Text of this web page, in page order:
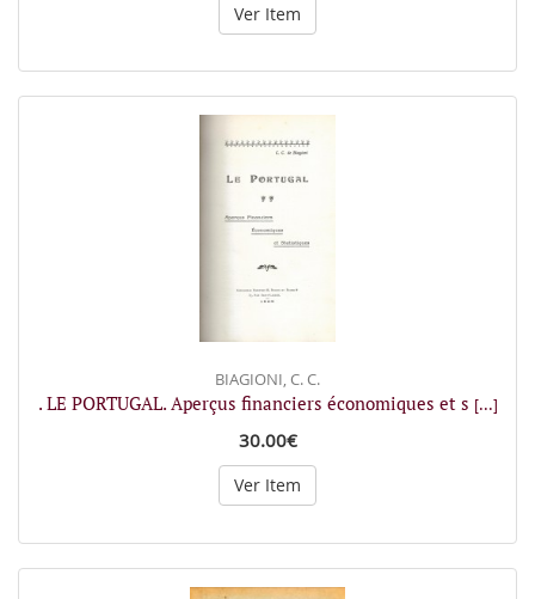
Ver Item
BIAGIONI, C. C.
. LE PORTUGAL. Aperçus financiers économiques et s [...]
30.00€
Ver Item